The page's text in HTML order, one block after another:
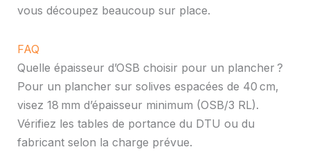
vous découpez beaucoup sur place.
FAQ
Quelle épaisseur d’OSB choisir pour un plancher ?
Pour un plancher sur solives espacées de 40 cm,
visez 18 mm d’épaisseur minimum (OSB/3 RL).
Vérifiez les tables de portance du DTU ou du
fabricant selon la charge prévue.